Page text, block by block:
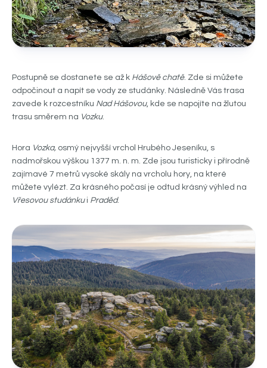
Postupně se dostanete se až k Hášově chatě. Zde si můžete
odpočinout a napít se vody ze studánky. Následně Vás trasa
zavede k rozcestníku Nad Hášovou, kde se napojíte na žlutou
trasu směrem na Vozku.
Hora Vozka, osmý nejvyšší vrchol Hrubého Jeseníku, s
nadmořskou výškou 1377 m. n. m. Zde jsou turisticky i přírodně
zajímavé 7 metrů vysoké skály na vrcholu hory, na které
můžete vylézt. Za krásného počasí je odtud krásný výhled na
Vřesovou studánkui Praděd.